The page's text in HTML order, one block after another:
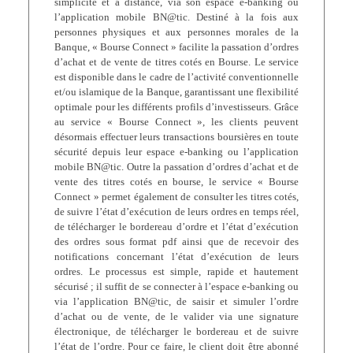
l’application mobile BN@tic. Destiné à la fois aux
personnes physiques et aux personnes morales de la
Banque, « Bourse Connect » facilite la passation d’ordres
d’achat et de vente de titres cotés en Bourse. Le service
est disponible dans le cadre de l’activité conventionnelle
et/ou islamique de la Banque, garantissant une flexibilité
optimale pour les différents profils d’investisseurs. Grâce
au service « Bourse Connect », les clients peuvent
désormais effectuer leurs transactions boursières en toute
sécurité depuis leur espace e-banking ou l’application
mobile BN@tic. Outre la passation d’ordres d’achat et de
vente des titres cotés en bourse, le service « Bourse
Connect » permet également de consulter les titres cotés,
de suivre l’état d’exécution de leurs ordres en temps réel,
de télécharger le bordereau d’ordre et l’état d’exécution
des ordres sous format pdf ainsi que de recevoir des
notifications concernant l’état d’exécution de leurs
ordres. Le processus est simple, rapide et hautement
sécurisé ; il suffit de se connecter à l’espace e-banking ou
via l’application BN@tic, de saisir et simuler l’ordre
d’achat ou de vente, de le valider via une signature
électronique, de télécharger le bordereau et de suivre
l’état de l’ordre. Pour ce faire, le client doit être abonné